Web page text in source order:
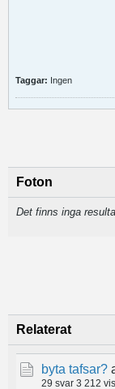
Taggar: Ingen
Foton
Det finns inga
Relaterat
byta tafsar?
29 svar 3 212